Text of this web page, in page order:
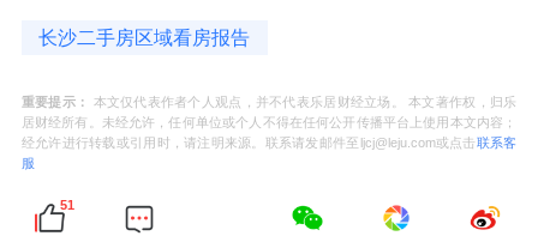
长沙二手房区域看房报告
重要提示：
本文仅代表作者个人观点，并不代表乐居财经立场。 本文著作权，归乐
居财经所有。未经允许，任何单位或个人不得在任何公开传播平台上使用本文内容；
经允许进行转载或引用时，请注明来源。联系请发邮件至ljcj@leju.com或点击联系客
服
51